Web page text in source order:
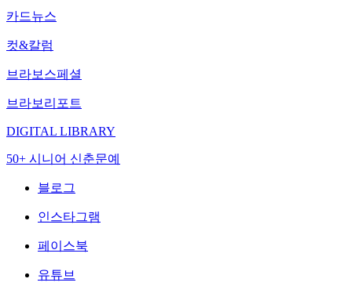
카드뉴스
컷&칼럼
브라보스페셜
브라보리포트
DIGITAL LIBRARY
50+ 시니어 신춘문예
블로그
인스타그램
페이스북
유튜브